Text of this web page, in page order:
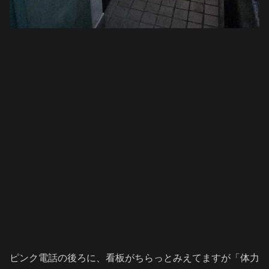
ピンク電話の後ろに、看板がちらっとみえてますが「体力